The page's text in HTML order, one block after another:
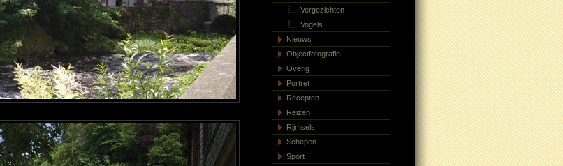
Vergezichten
Vogels
Nieuws
Objectfotografie
Overig
Portret
Recepten
Reizen
Rijmsels
Schepen
Sport